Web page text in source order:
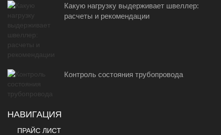
Какую нагрузку выдерживает швеллер:
расчеты и рекомендации
Контроль состояния трубопровода
НАВИГАЦИЯ
ПРАЙС ЛИСТ